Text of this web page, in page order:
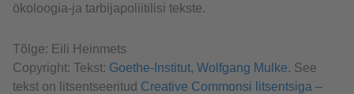
ökoloogia-ja tarbijapoliitilisi tekste.
Tõlge: Eili Heinmets
Copyright: Tekst: Goethe-Institut, Wolfgang Mulke. See
tekst on litsentseeritud Creative Commonsi litsentsiga –